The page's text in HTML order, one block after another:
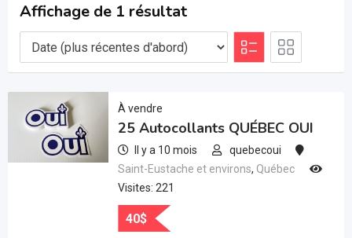
Affichage de 1 résultat
À vendre
25 Autocollants QUÉBEC OUI
Il y a 10 mois
quebecoui
Saint-Eustache et environs, Québec
Visites: 221
40$